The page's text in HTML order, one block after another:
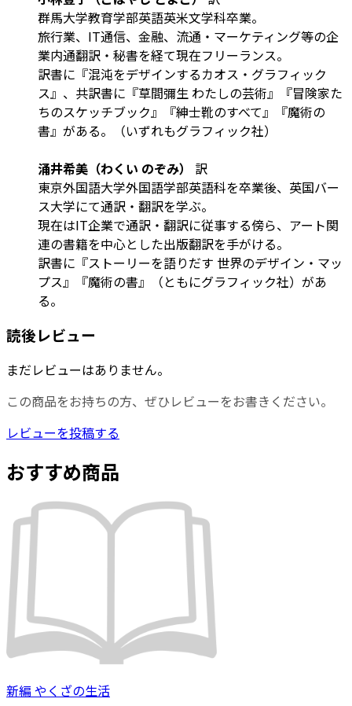
群馬大学教育学部英語英米文学科卒業。
旅行業、IT通信、金融、流通・マーケティング等の企
業内通翻訳・秘書を経て現在フリーランス。
訳書に『混沌をデザインするカオス・グラフィック
ス』、共訳書に『草間彌生 わたしの芸術』『冒険家た
ちのスケッチブック』『紳士靴のすべて』『魔術の
書』がある。（いずれもグラフィック社）
涌井希美（わくい のぞみ）
訳
東京外国語大学外国語学部英語科を卒業後、英国バー
ス大学にて通訳・翻訳を学ぶ。
現在はIT企業で通訳・翻訳に従事する傍ら、アート関
連の書籍を中心とした出版翻訳を手がける。
訳書に『ストーリーを語りだす 世界のデザイン・マッ
プス』『魔術の書』（ともにグラフィック社）があ
る。
読後レビュー
まだレビューはありません。
この商品をお持ちの方、ぜひレビューをお書きください。
レビューを投稿する
おすすめ商品
新編 やくざの生活